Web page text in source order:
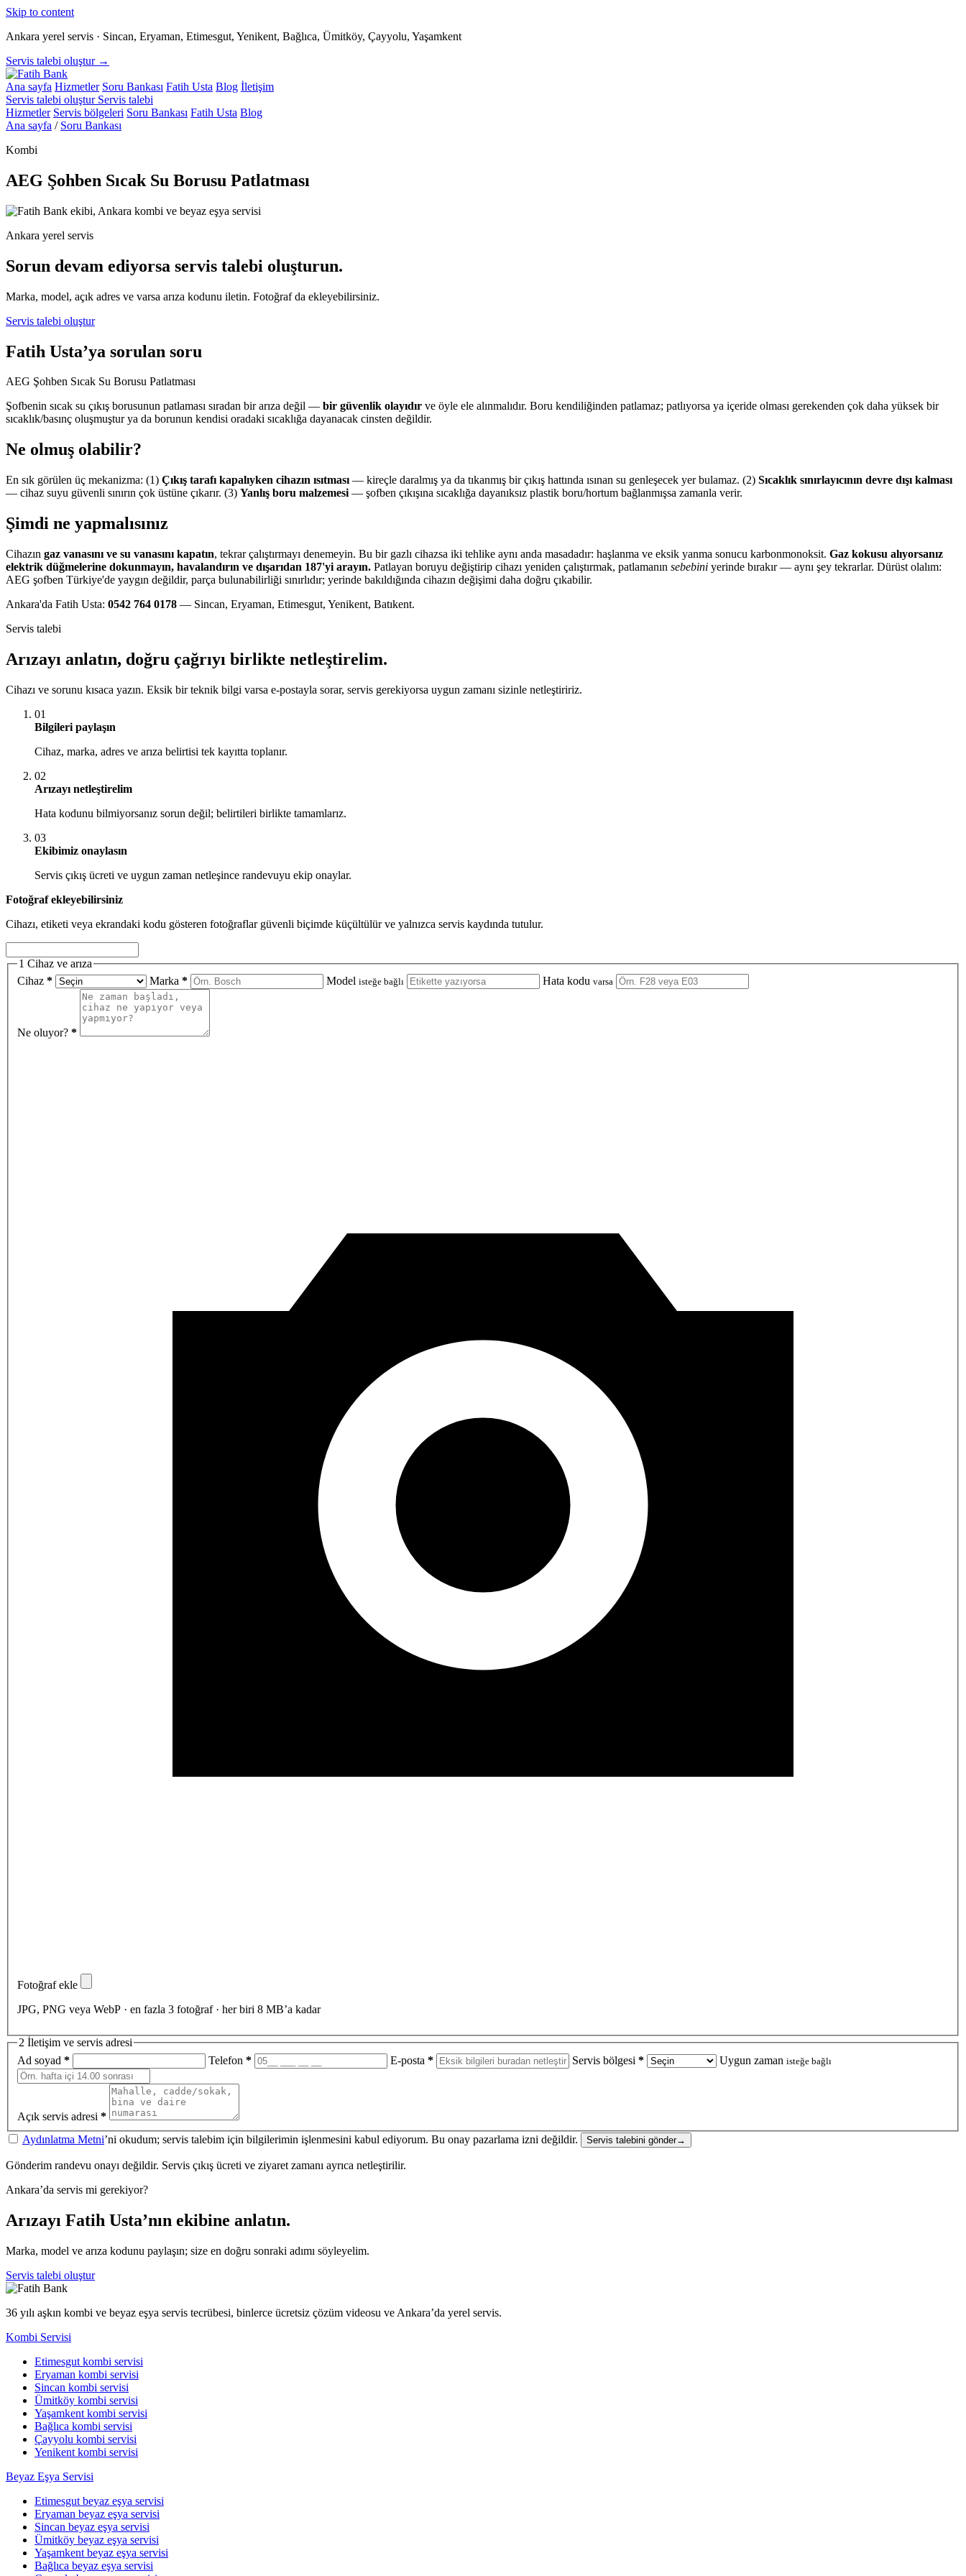
Skip to content
Ankara yerel servis · Sincan, Eryaman, Etimesgut, Yenikent, Bağlıca, Ümitköy, Çayyolu, Yaşamkent
Servis talebi oluştur →
Ana sayfa Hizmetler Soru Bankası Fatih Usta Blog İletişim
Servis talebi oluştur Servis talebi
Hizmetler Servis bölgeleri Soru Bankası Fatih Usta Blog
Ana sayfa / Soru Bankası
Kombi
AEG Şohben Sıcak Su Borusu Patlatması
Ankara yerel servis
Sorun devam ediyorsa servis talebi oluşturun.
Marka, model, açık adres ve varsa arıza kodunu iletin. Fotoğraf da ekleyebilirsiniz.
Servis talebi oluştur
Fatih Usta’ya sorulan soru
AEG Şohben Sıcak Su Borusu Patlatması
Şofbenin sıcak su çıkış borusunun patlaması sıradan bir arıza değil — bir güvenlik olayıdır ve öyle ele alınmalıdır. Boru kendiliğinden patlamaz; patlıyorsa ya içeride olması gerekenden çok daha yüksek bir
sıcaklık/basınç oluşmuştur ya da borunun kendisi oradaki sıcaklığa dayanacak cinsten değildir.
Ne olmuş olabilir?
En sık görülen üç mekanizma: (1) Çıkış tarafı kapalıyken cihazın ısıtması — kireçle daralmış ya da tıkanmış bir çıkış hattında ısınan su genleşecek yer bulamaz. (2) Sıcaklık sınırlayıcının devre dışı kalması
— cihaz suyu güvenli sınırın çok üstüne çıkarır. (3) Yanlış boru malzemesi — şofben çıkışına sıcaklığa dayanıksız plastik boru/hortum bağlanmışsa zamanla verir.
Şimdi ne yapmalısınız
Cihazın gaz vanasını ve su vanasını kapatın, tekrar çalıştırmayı denemeyin. Bu bir gazlı cihazsa iki tehlike aynı anda masadadır: haşlanma ve eksik yanma sonucu karbonmonoksit. Gaz kokusu alıyorsanız
elektrik düğmelerine dokunmayın, havalandırın ve dışarıdan 187'yi arayın. Patlayan boruyu değiştirip cihazı yeniden çalıştırmak, patlamanın sebebini yerinde bırakır — aynı şey tekrarlar. Dürüst olalım:
AEG şofben Türkiye'de yaygın değildir, parça bulunabilirliği sınırlıdır; yerinde bakıldığında cihazın değişimi daha doğru çıkabilir.
Ankara'da Fatih Usta: 0542 764 0178 — Sincan, Eryaman, Etimesgut, Yenikent, Batıkent.
Servis talebi
Arızayı anlatın, doğru çağrıyı birlikte netleştirelim.
Cihazı ve sorunu kısaca yazın. Eksik bir teknik bilgi varsa e-postayla sorar, servis gerekiyorsa uygun zamanı sizinle netleştiririz.
01
Bilgileri paylaşın
Cihaz, marka, adres ve arıza belirtisi tek kayıtta toplanır.
02
Arızayı netleştirelim
Hata kodunu bilmiyorsanız sorun değil; belirtileri birlikte tamamlarız.
03
Ekibimiz onaylasın
Servis çıkış ücreti ve uygun zaman netleşince randevuyu ekip onaylar.
Fotoğraf ekleyebilirsiniz
Cihazı, etiketi veya ekrandaki kodu gösteren fotoğraflar güvenli biçimde küçültülür ve yalnızca servis kaydında tutulur.
1 Cihaz ve arıza
Cihaz * Marka * Model isteğe bağlı Hata kodu varsa
Ne oluyor? *
Fotoğraf ekle
JPG, PNG veya WebP · en fazla 3 fotoğraf · her biri 8 MB’a kadar
2 İletişim ve servis adresi
Ad soyad * Telefon * E-posta * Servis bölgesi * Uygun zaman isteğe bağlı
Açık servis adresi *
Aydınlatma Metni’ni okudum; servis talebim için bilgilerimin işlenmesini kabul ediyorum. Bu onay pazarlama izni değildir. Servis talebini gönder→
Gönderim randevu onayı değildir. Servis çıkış ücreti ve ziyaret zamanı ayrıca netleştirilir.
Ankara’da servis mi gerekiyor?
Arızayı Fatih Usta’nın ekibine anlatın.
Marka, model ve arıza kodunu paylaşın; size en doğru sonraki adımı söyleyelim.
Servis talebi oluştur
36 yılı aşkın kombi ve beyaz eşya servis tecrübesi, binlerce ücretsiz çözüm videosu ve Ankara’da yerel servis.
Kombi Servisi
Etimesgut kombi servisi
Eryaman kombi servisi
Sincan kombi servisi
Ümitköy kombi servisi
Yaşamkent kombi servisi
Bağlıca kombi servisi
Çayyolu kombi servisi
Yenikent kombi servisi
Beyaz Eşya Servisi
Etimesgut beyaz eşya servisi
Eryaman beyaz eşya servisi
Sincan beyaz eşya servisi
Ümitköy beyaz eşya servisi
Yaşamkent beyaz eşya servisi
Bağlıca beyaz eşya servisi